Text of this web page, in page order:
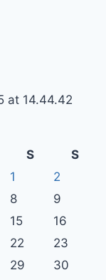
S
S
1
2
8
9
15
16
22
23
29
30